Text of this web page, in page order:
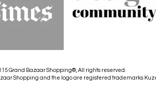
Grand Bazaar Shopping®, All rights reserved.
Shopping and the logo are registered trademarks